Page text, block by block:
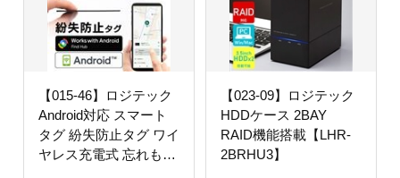
【015-46】ロジテック
Android対応 スマート
タグ 紛失防止タグ ワイ
ヤレス充電式 忘れもの
【023-09】ロジテック
HDDケース 2BAY
RAID機能搭載【LHR-
2BRHU3】